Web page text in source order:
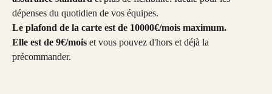
dépenses du quotidien de vos équipes.
Le plafond de la carte est de 10000€/mois maximum.
Elle est de 9€/mois et vous pouvez d'hors et déjà la
précommander.